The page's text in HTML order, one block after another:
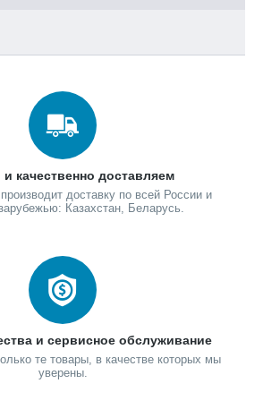
качественно доставляем
доставку по всей России и
Казахстан, Беларусь.
и сервисное обслуживание
те товары, в качестве которых мы
уверены.